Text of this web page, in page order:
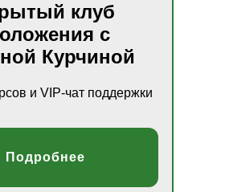
Подробнее
клуб
с
Курчиной
и VIP-чат поддержки